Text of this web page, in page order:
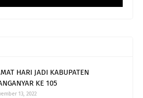
HARI JADI KABUPATEN
KE 105
13, 2022